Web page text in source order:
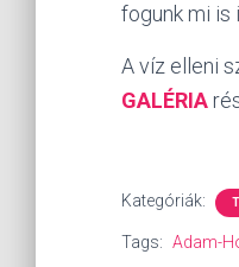
fogunk mi is
A víz elleni
GALÉRIA
Kategóriák:
Tags: Adam-